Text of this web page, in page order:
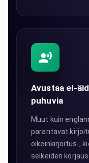
Avustaa ei-
puhuvia
Muut kuin
parantavat
oikeinkirjoitus-,
selkeiden